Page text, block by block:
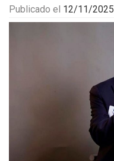
Publicado el 12/11/2025